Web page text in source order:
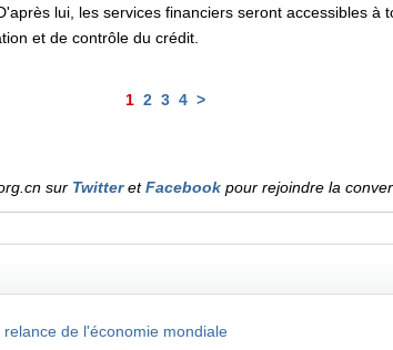
lui, les services financiers seront accessibles à
et de contrôle du crédit.
1 2 3 4 >
sur TwitteretFacebookpour rejoindre la
de l'économie mondiale